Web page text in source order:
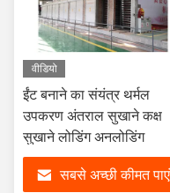
वीडियो
ईंट बनाने का संयंत्र थर्मल
उपकरण अंतराल सुखाने कक्ष
सुखाने लोडिंग अनलोडिंग
सबसे अच्छी कीमत पाएं